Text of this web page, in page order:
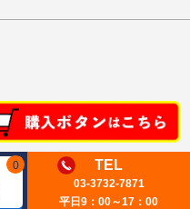
0 TEL
03-3732-7871
平日9：00～17：00